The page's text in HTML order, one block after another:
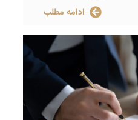
ادامه مطلب